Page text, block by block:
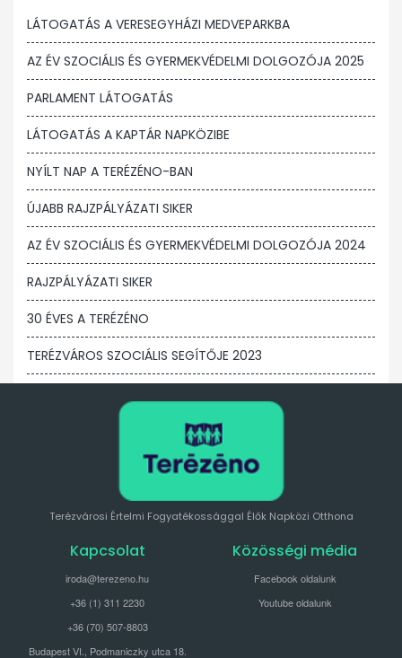
LÁTOGATÁS A VERESEGYHÁZI MEDVEPARKBA
AZ ÉV SZOCIÁLIS ÉS GYERMEKVÉDELMI DOLGOZÓJA 2025
PARLAMENT LÁTOGATÁS
LÁTOGATÁS A KAPTÁR NAPKÖZIBE
NYÍLT NAP A TERÉZÉNO-BAN
ÚJABB RAJZPÁLYÁZATI SIKER
AZ ÉV SZOCIÁLIS ÉS GYERMEKVÉDELMI DOLGOZÓJA 2024
RAJZPÁLYÁZATI SIKER
30 ÉVES A TERÉZÉNO
TERÉZVÁROS SZOCIÁLIS SEGÍTŐJE 2023
Terézvárosi Értelmi Fogyatékossággal Élők Napközi Otthona
Kapcsolat
iroda@terezeno.hu
+36 (1) 311 2230
+36 (70) 507-8803
Budapest VI., Podmaniczky utca 18.
Közösségi média
Facebook oldalunk
Youtube oldalunk